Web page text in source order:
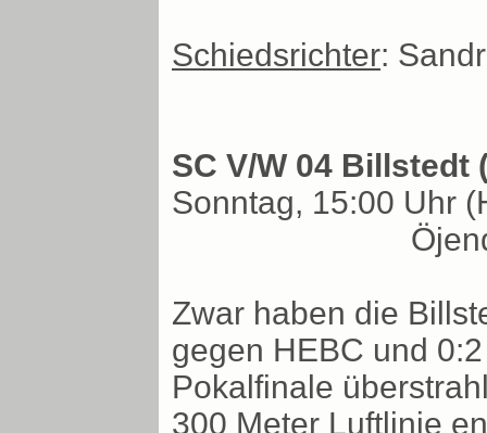
Schiedsrichter:
SC V/W 04 Billstedt
Sonntag, 15:00 Uhr
Zwar haben die
gegen HEBC und
Pokalfinale
300 Meter Luftlinie